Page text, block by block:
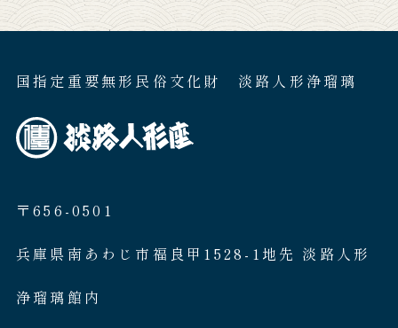
国指定重要無形民俗文化財 淡路人形浄瑠璃
〒656-0501
兵庫県南あわじ市福良甲1528-1地先 淡路人形
浄瑠璃館内